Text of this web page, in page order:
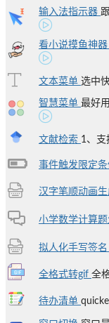
输入法指示器
看小说摸鱼神器
文本菜单 选中
智慧菜单 最好
文献检索 1、支
事件触发限定
汉字笔顺动画
小学数学计算
拟人化手写签名
全格式转gif 全
待办清单